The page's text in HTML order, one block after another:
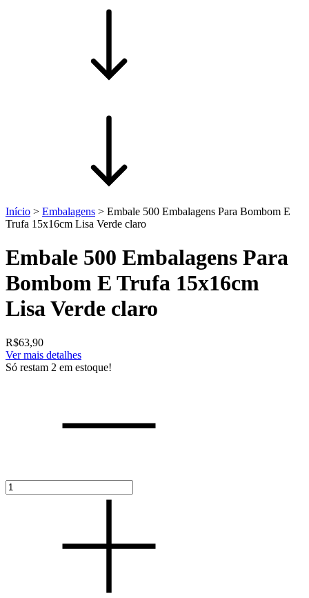
Início > Embalagens > Embale 500 Embalagens Para Bombom E
Trufa 15x16cm Lisa Verde claro
Embale 500 Embalagens Para
Bombom E Trufa 15x16cm
Lisa Verde claro
R$63,90
Ver mais detalhes
Só restam 2 em estoque!